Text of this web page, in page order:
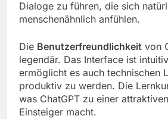
Dialoge zu führen, die sich
menschenähnlich anfühlen.
Die Benutzerfreundlichkeit von
legendär. Das Interface ist
ermöglicht es auch technischen
produktiv zu werden. Die
was ChatGPT zu einer
Einsteiger macht.